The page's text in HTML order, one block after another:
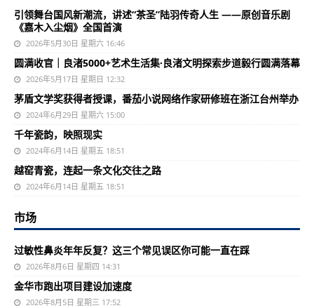
引领舞台国风新潮流，讲述“茶圣”陆羽传奇人生 ——原创音乐剧
《嘉木入尘烟》全国首演
2026年5月30日 星期六 16:46
圆满收官｜良渚5000+艺术生活集·良渚文明探索步道毅行圆满落幕
2026年5月17日 星期日 12:32
茅盾文学奖获得者授课，番茄小说网络作家研修班在浙江台州举办
2024年6月29日 星期六 15:00
千年瓷韵，映照现实
2024年6月14日 星期五 18:51
越窑青瓷，连起一条文化交往之路
2024年6月14日 星期五 18:51
市场
过敏性鼻炎年年反复？这三个常见误区你可能一直在踩
2026年8月6日 星期四 14:31
金华市跑出项目建设加速度
2026年8月5日 星期三 17:52